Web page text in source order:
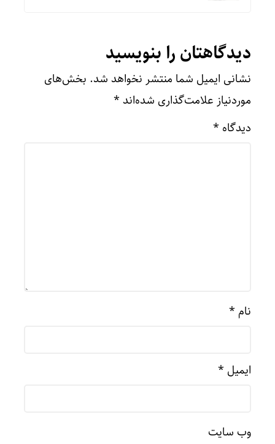
دیدگاهتان را بنویسید
نشانی ایمیل شما منتشر نخواهد شد. بخش‌های
موردنیاز علامت‌گذاری شده‌اند *
دیدگاه *
نام *
ایمیل *
وب‌ سایت